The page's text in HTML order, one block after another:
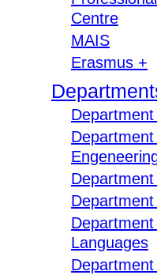
Centre
MAIS
Erasmus +
Languages